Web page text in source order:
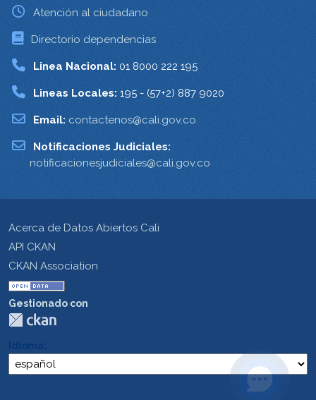
Atención al ciudadano
Directorio dependencias
Linea Nacional: 01 8000 222 195
Lineas Locales: 195 - (57+2) 887 9020
Email: contactenos@cali.gov.co
Notificaciones Judiciales:
notificacionesjudiciales@cali.gov.co
Acerca de Datos Abiertos Cali
API CKAN
CKAN Association
Gestionado con